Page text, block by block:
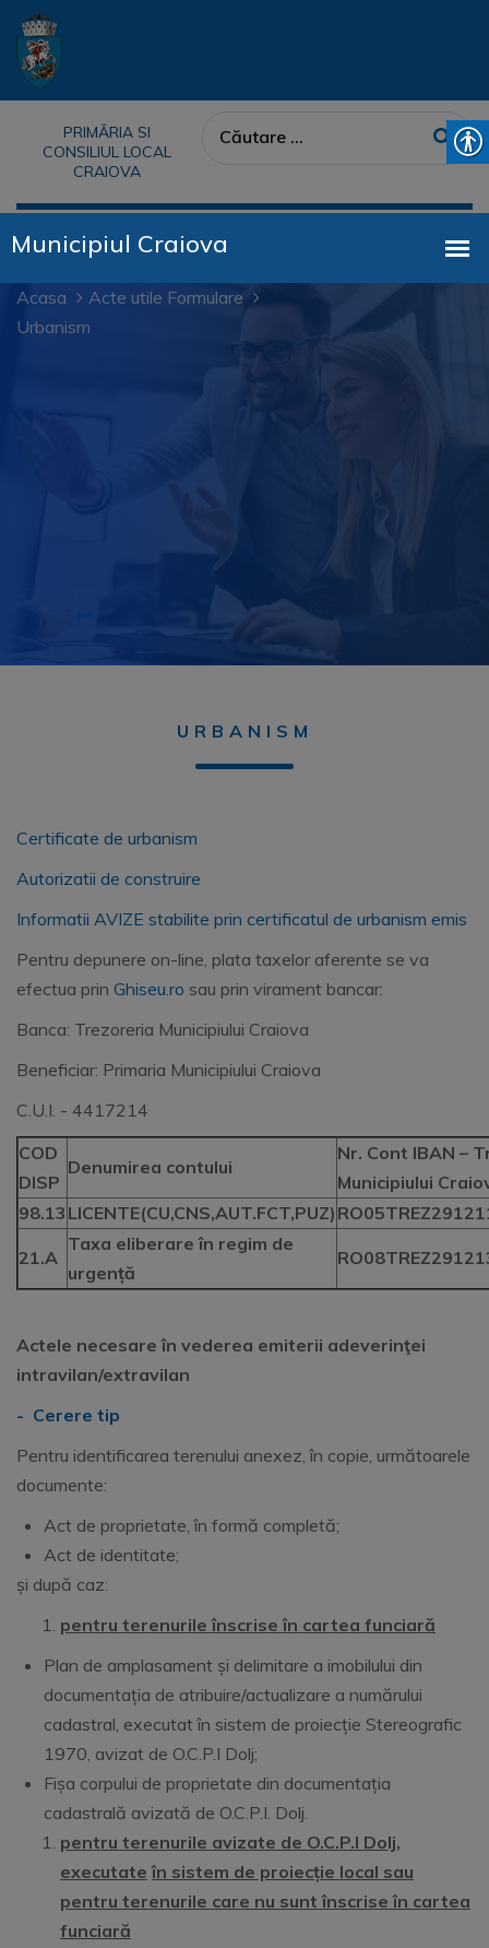
PRIMĂRIA SI
CONSILIUL LOCAL
CRAIOVA
Acasa
Acte utile Formulare
Urbanism
URBANISM
Certificate de urbanism
Autorizatii de construire
Informatii AVIZE stabilite prin certificatul de urbanism emis
Pentru depunere on-line, plata taxelor aferente se va
efectua prin Ghiseu.ro sau prin virament bancar:
Banca: Trezoreria Municipiului Craiova
Beneficiar: Primaria Municipiului Craiova
C.U.I. - 4417214
COD
DISP
Denumirea contului
Nr. Cont IBAN –
Municipiului
98.13 LICENTE(CU,CNS,AUT.FCT,PUZ)
21.A
Taxa eliberare în regim de
urgență
Actele necesare în vederea emiterii adeverinţei
intravilan/extravilan
- Cerere tip
Pentru identificarea terenului anexez, în copie, următoarele
documente:
Act de proprietate, în formă completă;
Act de identitate;
și după caz:
pentru terenurile înscrise în cartea funciară
Plan de amplasament și delimitare a imobilului din
documentația de atribuire/actualizare a numărului
cadastral, executat în sistem de proiecție Stereografic
1970, avizat de O.C.P.I Dolj;
Fișa corpului de proprietate din documentația
cadastrală avizată de O.C.P.I. Dolj.
pentru terenurile avizate de O.C.P.I Dolj,
executate în sistem de proiecție local sau
pentru terenurile care nu sunt înscrise în cartea
funciară